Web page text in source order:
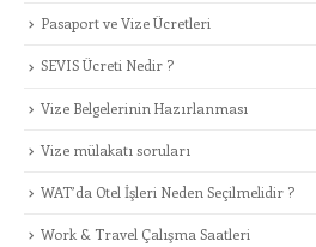
Pasaport ve Vize Ücretleri
SEVIS Ücreti Nedir ?
Vize Belgelerinin Hazırlanması
Vize mülakatı soruları
WAT’da Otel İşleri Neden Seçilmelidir ?
Work & Travel Çalışma Saatleri